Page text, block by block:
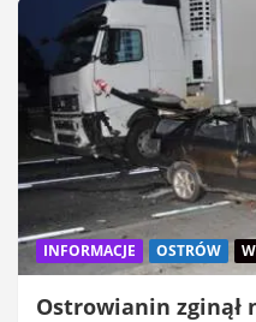
INFORMACJE OSTRÓW
Ostrowianin zginął